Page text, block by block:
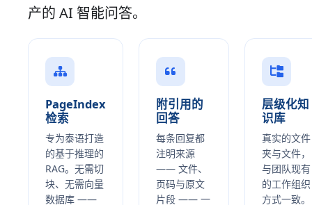
产的 AI 智能问答。
PageIndex
检索
专为泰语打造
的基于推理的
RAG。无需切
块、无需向量
数据库 ——
附引用的
回答
每条回复都
注明来源
—— 文件、
页码与原文
片段 —— 一
层级化知
识库
真实的文件
夹与文件，
与团队现有
的工作组织
方式一致。